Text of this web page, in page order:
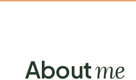
Aboutme